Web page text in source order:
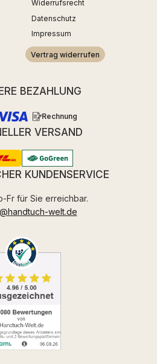
Widerrufsrecht
Datenschutz
Impressum
Vertrag widerrufen
BEZAHLUNG
Rechnung
VERSAND
KUNDENSERVICE
Fr für Sie erreichbar.
welt.de